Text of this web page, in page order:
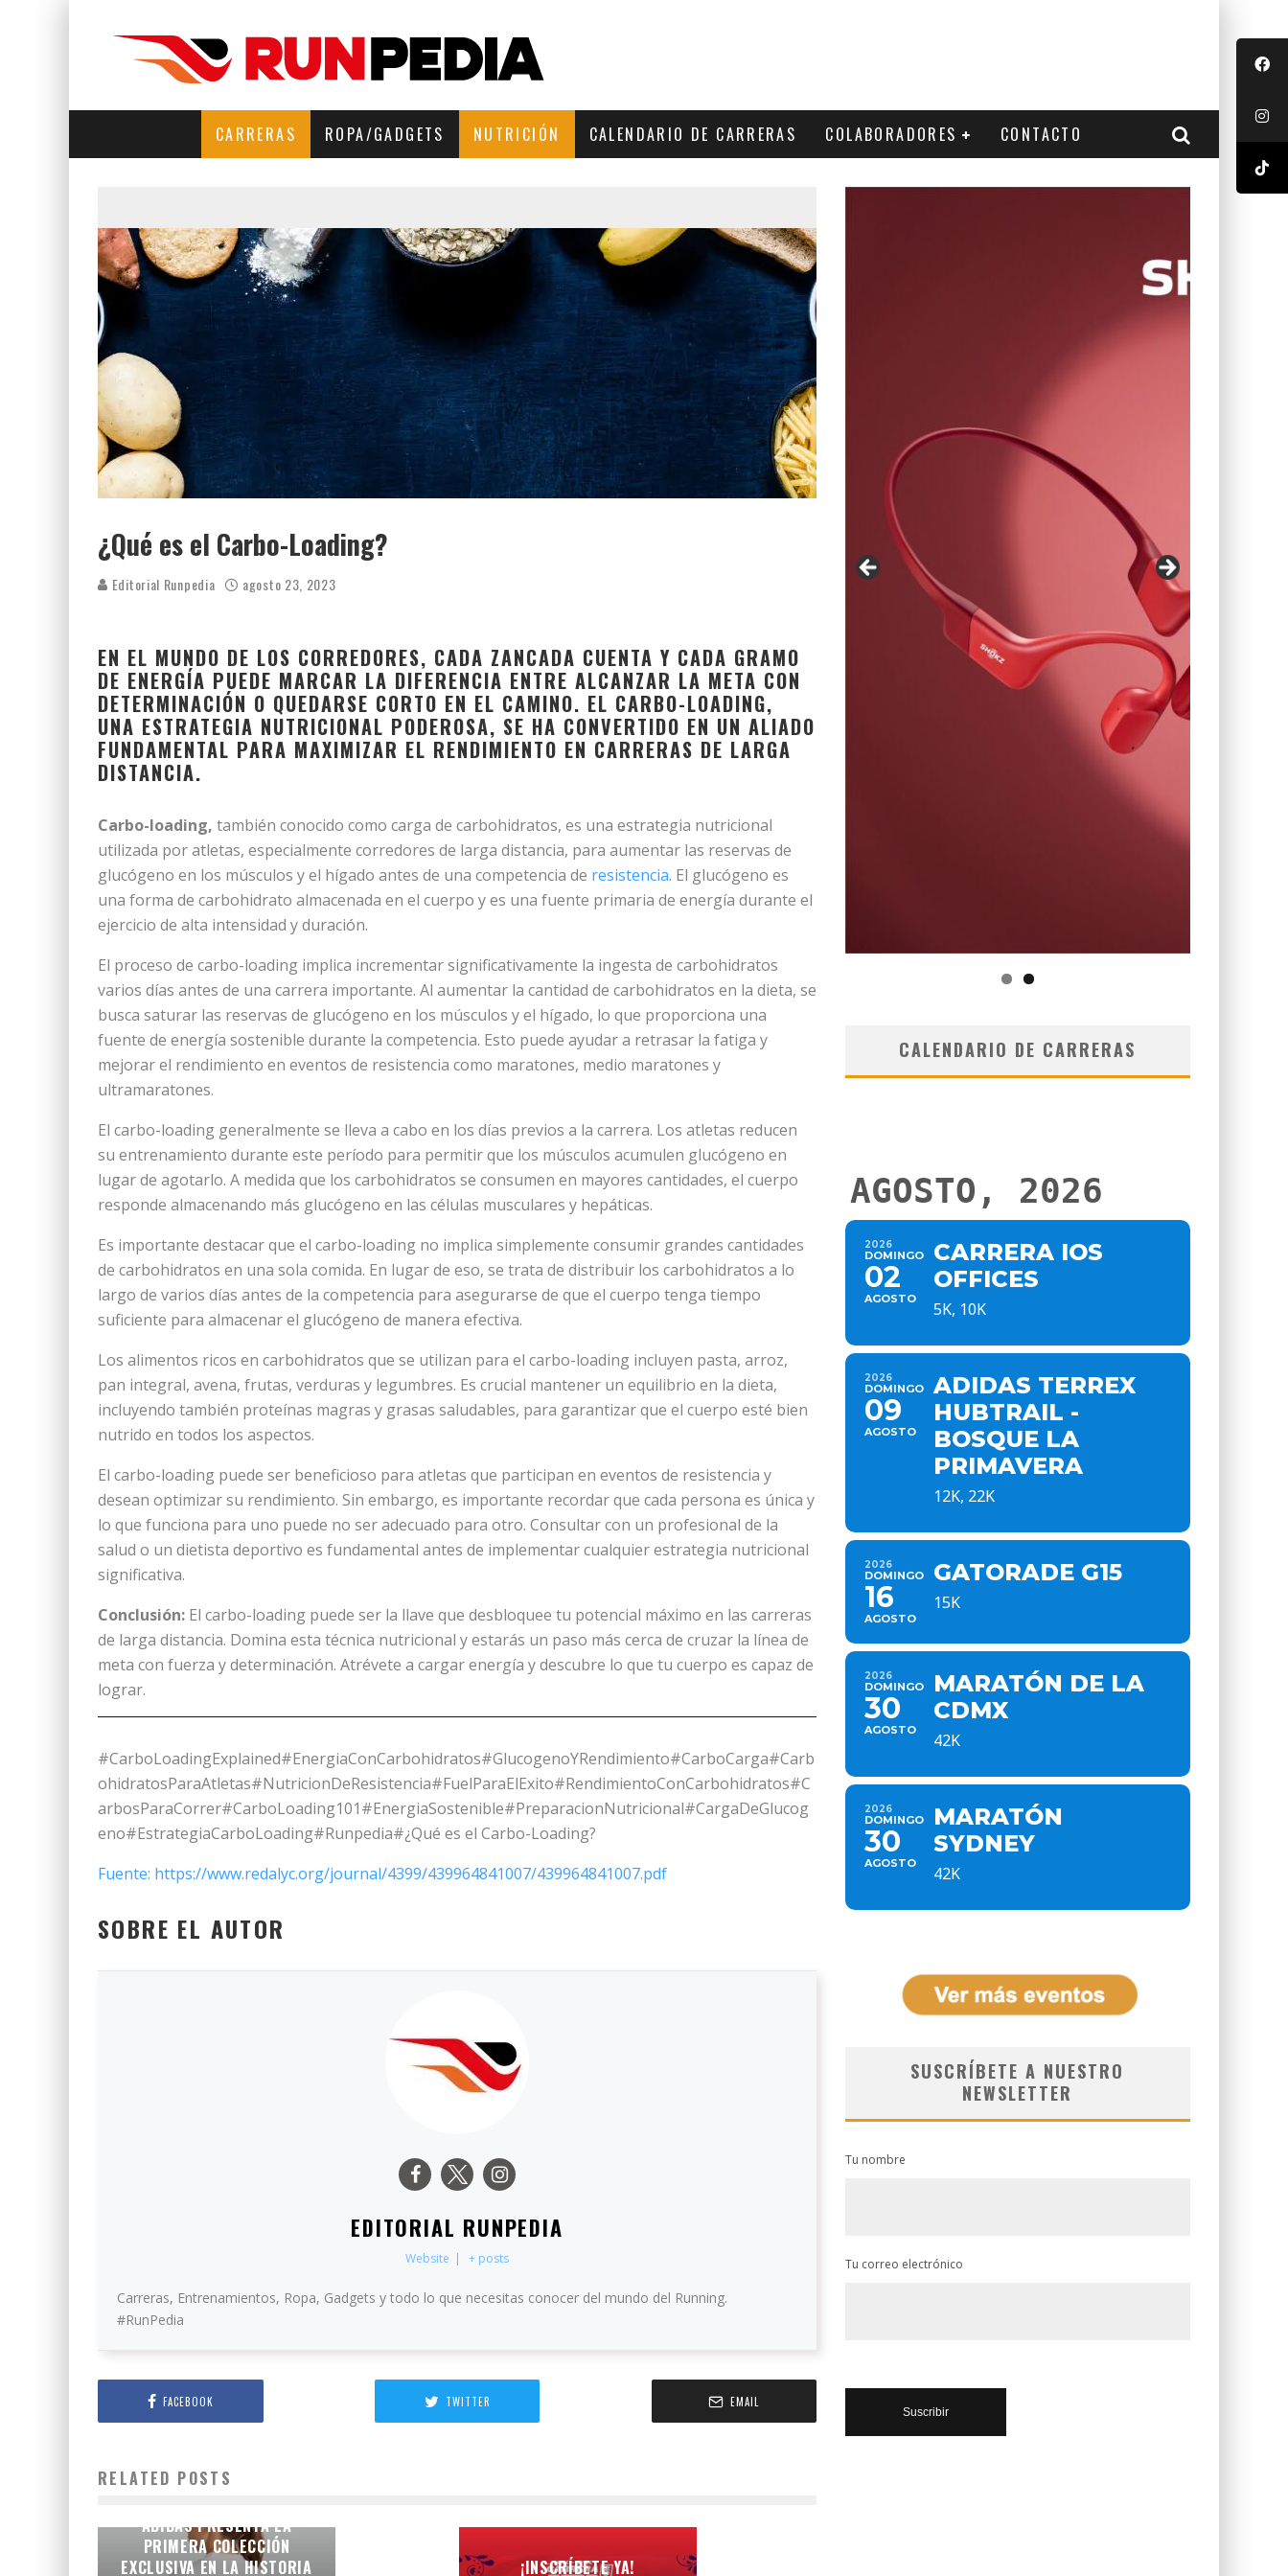
CARRERAS ROPA/GADGETS NUTRICIÓN CALENDARIO DE CARRERAS COLABORADORES CONTACTO
¿Qué es el Carbo-Loading?
Editorial Runpedia agosto 23, 2023
EN EL MUNDO DE LOS CORREDORES, CADA ZANCADA CUENTA Y CADA GRAMO
DE ENERGÍA PUEDE MARCAR LA DIFERENCIA ENTRE ALCANZAR LA META CON
DETERMINACIÓN O QUEDARSE CORTO EN EL CAMINO. EL CARBO-LOADING,
UNA ESTRATEGIA NUTRICIONAL PODEROSA, SE HA CONVERTIDO EN UN ALIADO
FUNDAMENTAL PARA MAXIMIZAR EL RENDIMIENTO EN CARRERAS DE LARGA
DISTANCIA.
Carbo-loading, también conocido como carga de carbohidratos, es una estrategia nutricional
utilizada por atletas, especialmente corredores de larga distancia, para aumentar las reservas de
glucógeno en los músculos y el hígado antes de una competencia de resistencia. El glucógeno es
una forma de carbohidrato almacenada en el cuerpo y es una fuente primaria de energía durante el
ejercicio de alta intensidad y duración.
El proceso de carbo-loading implica incrementar significativamente la ingesta de carbohidratos
varios días antes de una carrera importante. Al aumentar la cantidad de carbohidratos en la dieta, se
busca saturar las reservas de glucógeno en los músculos y el hígado, lo que proporciona una
fuente de energía sostenible durante la competencia. Esto puede ayudar a retrasar la fatiga y
mejorar el rendimiento en eventos de resistencia como maratones, medio maratones y
ultramaratones.
El carbo-loading generalmente se lleva a cabo en los días previos a la carrera. Los atletas reducen
su entrenamiento durante este período para permitir que los músculos acumulen glucógeno en
lugar de agotarlo. A medida que los carbohidratos se consumen en mayores cantidades, el cuerpo
responde almacenando más glucógeno en las células musculares y hepáticas.
Es importante destacar que el carbo-loading no implica simplemente consumir grandes cantidades
de carbohidratos en una sola comida. En lugar de eso, se trata de distribuir los carbohidratos a lo
largo de varios días antes de la competencia para asegurarse de que el cuerpo tenga tiempo
suficiente para almacenar el glucógeno de manera efectiva.
Los alimentos ricos en carbohidratos que se utilizan para el carbo-loading incluyen pasta, arroz,
pan integral, avena, frutas, verduras y legumbres. Es crucial mantener un equilibrio en la dieta,
incluyendo también proteínas magras y grasas saludables, para garantizar que el cuerpo esté bien
nutrido en todos los aspectos.
El carbo-loading puede ser beneficioso para atletas que participan en eventos de resistencia y
desean optimizar su rendimiento. Sin embargo, es importante recordar que cada persona es única y
lo que funciona para uno puede no ser adecuado para otro. Consultar con un profesional de la
salud o un dietista deportivo es fundamental antes de implementar cualquier estrategia nutricional
significativa.
Conclusión: El carbo-loading puede ser la llave que desbloquee tu potencial máximo en las carreras
de larga distancia. Domina esta técnica nutricional y estarás un paso más cerca de cruzar la línea de
meta con fuerza y determinación. Atrévete a cargar energía y descubre lo que tu cuerpo es capaz de
lograr.
#CarboLoadingExplained#EnergiaConCarbohidratos#GlucogenoYRendimiento#CarboCarga#Carb
ohidratosParaAtletas#NutricionDeResistencia#FuelParaElExito#RendimientoConCarbohidratos#C
arbosParaCorrer#CarboLoading101#EnergiaSostenible#PreparacionNutricional#CargaDeGlucog
eno#EstrategiaCarboLoading#Runpedia#¿Qué es el Carbo-Loading?
Fuente: https://www.redalyc.org/journal/4399/439964841007/439964841007.pdf
SOBRE EL AUTOR
EDITORIAL RUNPEDIA
Website | + posts
Carreras, Entrenamientos, Ropa, Gadgets y todo lo que necesitas conocer del mundo del Running.
#RunPedia
FACEBOOK TWITTER EMAIL
RELATED POSTS
LA IDENTIDAD DE LA
ADIDAS PRESENTA LA
PRIMERA COLECCIÓN
EXCLUSIVA EN LA HISTORIA
¡INSCRÍBETE YA!
CALENDARIO DE CARRERAS
AGOSTO, 2026
2026
DOMINGO
02
AGOSTO
CARRERA IOS
OFFICES
5K, 10K
2026
DOMINGO
09
AGOSTO
ADIDAS TERREX
HUBTRAIL -
BOSQUE LA
PRIMAVERA
12K, 22K
2026
DOMINGO
16
AGOSTO
GATORADE G15
15K
2026
DOMINGO
30
AGOSTO
MARATÓN DE LA
CDMX
42K
2026
DOMINGO
30
AGOSTO
MARATÓN
SYDNEY
42K
SUSCRÍBETE A NUESTRO
NEWSLETTER
Tu nombre
Tu correo electrónico